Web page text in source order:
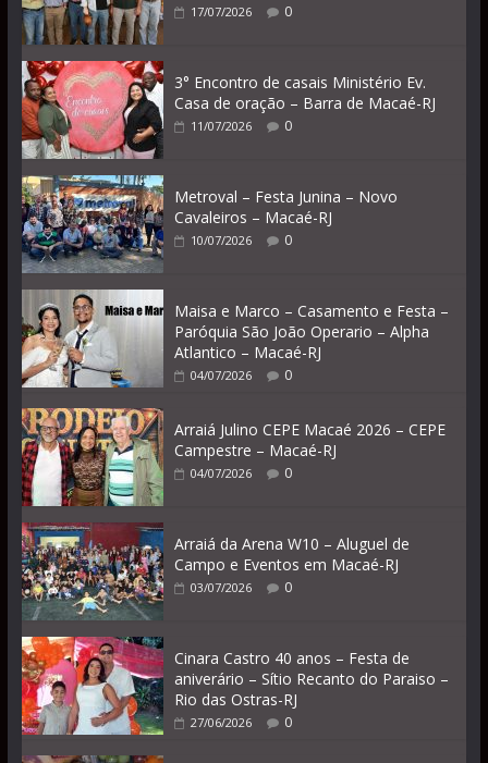
17/07/2026 0
3° Encontro de casais Ministério Ev.
Casa de oração – Barra de Macaé-RJ
11/07/2026 0
Metroval – Festa Junina – Novo
Cavaleiros – Macaé-RJ
10/07/2026 0
Maisa e Marco – Casamento e Festa –
Paróquia São João Operario – Alpha
Atlantico – Macaé-RJ
04/07/2026 0
Arraiá Julino CEPE Macaé 2026 – CEPE
Campestre – Macaé-RJ
04/07/2026 0
Arraiá da Arena W10 – Aluguel de
Campo e Eventos em Macaé-RJ
03/07/2026 0
Cinara Castro 40 anos – Festa de
aniverário – Sítio Recanto do Paraiso –
Rio das Ostras-RJ
27/06/2026 0